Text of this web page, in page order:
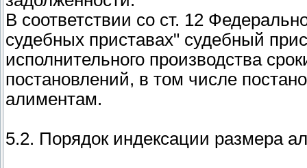
В соответствии со ст. 12
судебных приставах" судебный
исполнительного производства
постановлений, в том числе
алиментам.
5.2. Порядок индексации размера